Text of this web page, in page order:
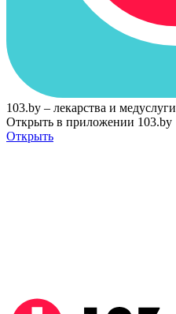
103.by – лекарства и медуслуги
Открыть в приложении 103.by
Открыть